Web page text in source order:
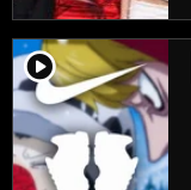
player2